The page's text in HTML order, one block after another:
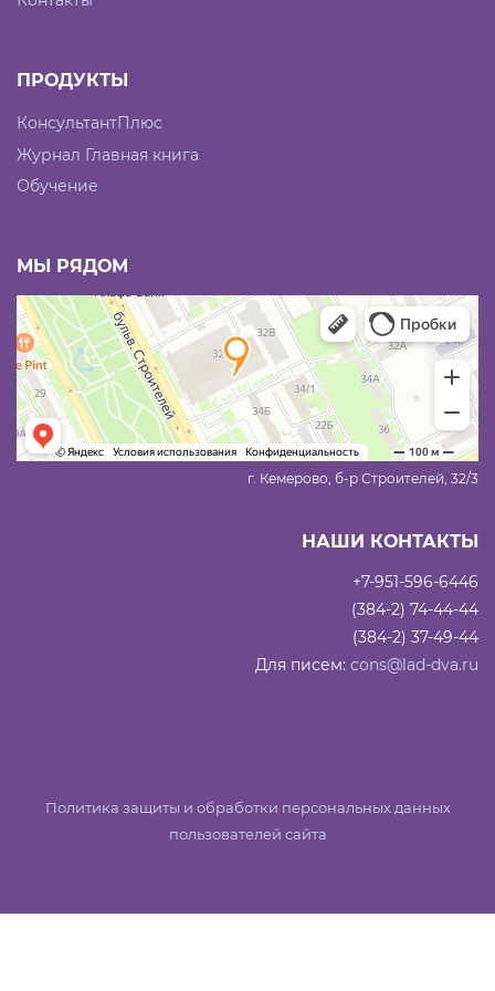
ПРОДУКТЫ
КонсультантПлюс
Журнал Главная книга
Обучение
МЫ РЯДОМ
г. Кемерово, б-р Строителей, 32/3
НАШИ КОНТАКТЫ
+7-951-596-6446
(384-2) 74-44-44
(384-2) 37-49-44
Для писем: cons@lad-dva.ru
Политика защиты и обработки персональных данных
пользователей сайта